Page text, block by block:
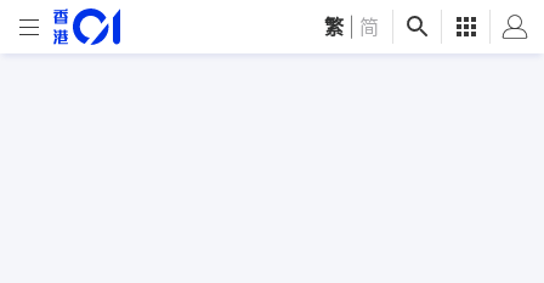
繁 简